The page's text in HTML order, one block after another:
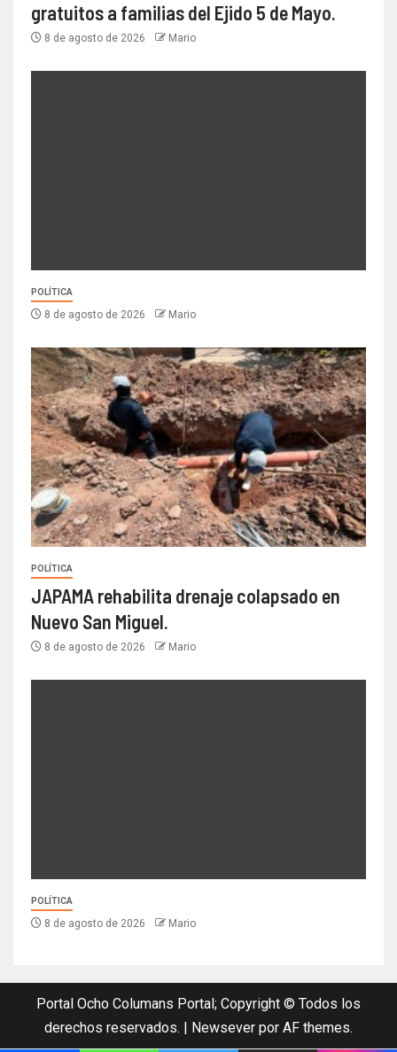
gratuitos a familias del Ejido 5 de Mayo.
8 de agosto de 2026 Mario
POLÍTICA
8 de agosto de 2026 Mario
POLÍTICA
JAPAMA rehabilita drenaje colapsado en
Nuevo San Miguel.
8 de agosto de 2026 Mario
POLÍTICA
8 de agosto de 2026 Mario
Portal Ocho Columans Portal; Copyright © Todos los
derechos reservados.
Newsever por AF themes.